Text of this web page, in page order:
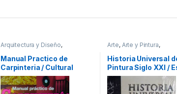
Arquitectura y Diseño,
Arquitectura y Urbanismo
Afines,Decoración, Decoración
y Muebles ,Diseño,Hogar y
Manualidades ,Interes General
Ofertas,Profesionales y
tecnicos,Temas Varios
Manual Practico de
Carpinteria / Cultural
Arte, Arte y Pintura,
Profesionales y tecnicos
Historia Universal
Pintura Siglo XXI /